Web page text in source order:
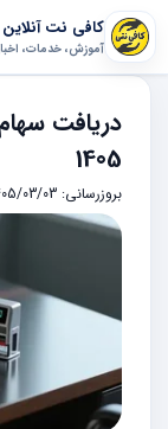
کافی نت
آموزش، خدمات،
دریافت
1405
بروزرسانی: 1405/03/03